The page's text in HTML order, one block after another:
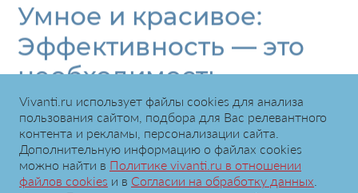
Умное и красивое:
Эффективность — это
необходимость.
Эстетика — это
стратегия
23.10.2025
Vivanti.ru использует файлы сookies для анализа
пользования сайтом, подбора для Вас релевантного
контента и рекламы, персонализации сайта.
Дополнительную информацию о файлах cookies
можно найти в Политике vivanti.ru в отношении
файлов cookies и в Согласии на обработку данных